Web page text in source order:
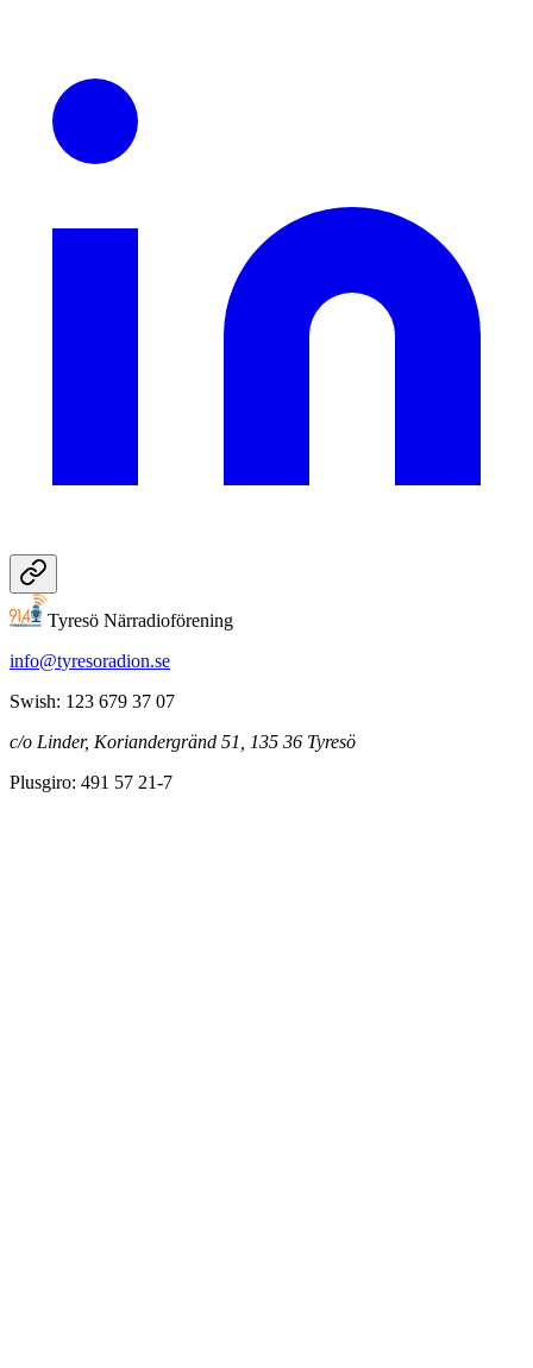
Tyresö Närradioförening
info@tyresoradion.se
Swish: 123 679 37 07
c/o Linder, Koriandergränd 51, 135 36 Tyresö
Plusgiro: 491 57 21-7